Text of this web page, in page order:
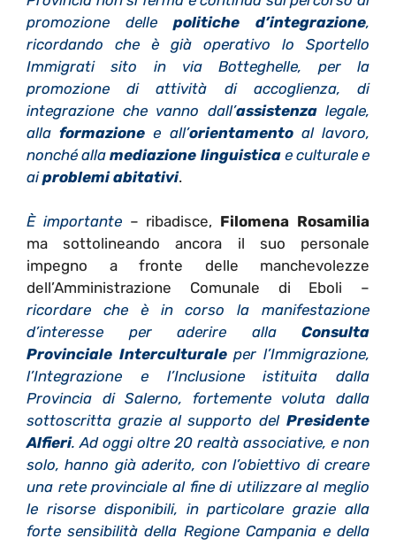
promozione delle politiche d’integrazione,
ricordando che è già operativo lo Sportello
Immigrati sito in via Botteghelle, per la
promozione di attività di accoglienza, di
integrazione che vanno dall’assistenzalegale,
allaformazione e all’orientamentoal lavoro,
nonché allamediazione linguisticae culturale e
aiproblemi abitativi.
È importante– ribadisce, Filomena Rosamilia
ma sottolineando ancora il suo personale
impegno a fronte delle manchevolezze
dell’Amministrazione Comunale di Eboli –
ricordare che è in corso la manifestazione
d’interesse per aderire alla Consulta
Provinciale Interculturaleper l’Immigrazione,
l’Integrazione e l’Inclusione istituita dalla
Provincia di Salerno, fortemente voluta dalla
sottoscritta grazie al supporto del Presidente
Alfieri. Ad oggi oltre 20 realtà associative, e non
solo, hanno già aderito, con l’obiettivo di creare
una rete provinciale al fine di utilizzare al meglio
le risorse disponibili, in particolare grazie alla
forte sensibilità della Regione Campania e della